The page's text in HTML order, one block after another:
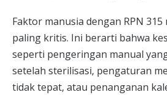
Faktor manusia dengan RPN
paling kritis. Ini berarti bahwa
seperti pengeringan manual
setelah sterilisasi, pengaturan
tidak tepat, atau penanganan